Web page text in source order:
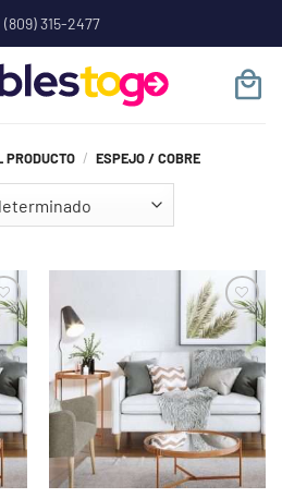
(809) 315-2477
PRODUCTO / ESPEJO / COBRE